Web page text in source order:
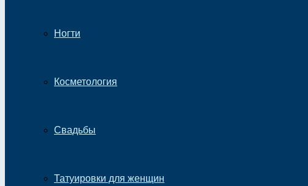
Ногти
Косметология
Свадьбы
Татуировки для женщин